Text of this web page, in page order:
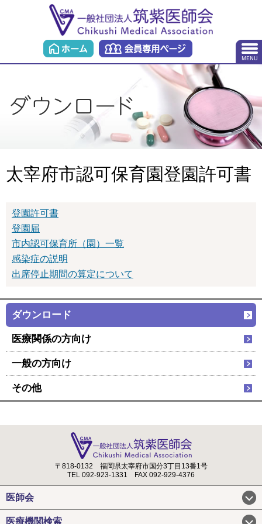
太宰府市認可保育園登園許可書
登園許可書
登園届
市内認可保育所（園）一覧
感染症の説明
出席停止期間の算定について
ダウンロード
医療関係の方向け
一般の方向け
その他
〒818-0132 福岡県太宰府市国分3丁目13番1号
TEL 092-923-1331
FAX 092-929-4376
医師会
医療機関検索